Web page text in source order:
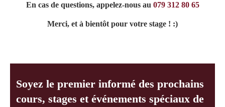
En cas de questions, appelez-nous au 079 312 80 65
Merci, et à bientôt pour votre stage ! :)
Soyez le premier informé des prochains
cours, stages et événements spéciaux de